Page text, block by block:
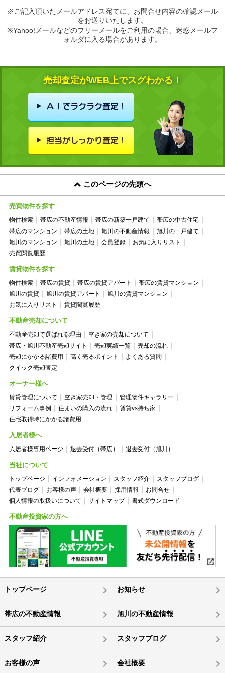
※ご記入頂いたメールアドレス宛てに、お問合せ内容の確認メール
をお送りいたします。
※Yahoo!メールなどのフリーメールをご利用の場合、迷惑メールフ
ォルダに入る場合があります。
売却査定がWEB上でスグわかる！
このページの先頭へ
売買物件を探す
物件検索 帯広の不動産情報 帯広の新築一戸建て
帯広の中古住宅
帯広のマンション
帯広の土地 旭川の不動産情報
旭川の一戸建て
旭川のマンション
旭川の土地 会員登録
お気に入りリスト
売買閲覧履歴
賃貸物件を探す
物件検索 帯広の賃貸 帯広の賃貸アパート
帯広の賃貸マンション
旭川の賃貸
旭川の賃貸アパート
旭川の賃貸マンション
お気に入りリスト
賃貸閲覧履歴
不動産売却について
不動産売却で選ばれる理由
空き家の売却について
帯広・旭川不動産売却サイト
売却実績一覧
売却の流れ
売却にかかる諸費用
高く売るポイント
よくある質問
クイック売却査定
オーナー様へ
賃貸管理について 空き家売却・管理
管理物件ギャラリー
リフォーム事例
住まいの購入の流れ
賃貸vs持ち家
住宅取得時にかかる諸費用
入居者様へ
入居者様専用ページ 退去受付（帯広） 退去受付（旭川）
当社について
トップページ インフォメーション スタッフ紹介
スタッフブログ
代表ブログ
お客様の声 会社概要 採用情報
お問合せ
個人情報の取扱いについて
サイトマップ 書式ダウンロード
不動産投資家の方へ
トップページ お知らせ
帯広の不動産情報 旭川の不動産情報
スタッフ紹介 スタッフブログ
お客様の声 会社概要